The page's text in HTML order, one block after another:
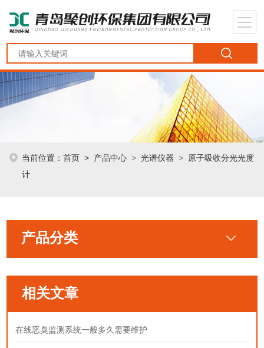
当前位置：首页 > 产品中心 >光谱仪器 > 原子吸收分光光度
计
产品分类
相关文章
在线恶臭监测系统一般多久需要维护